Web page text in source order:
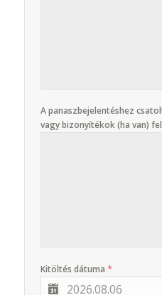
A panaszbejelentéshez
vagy bizonyítékok (ha van)
Kitöltés dátuma *